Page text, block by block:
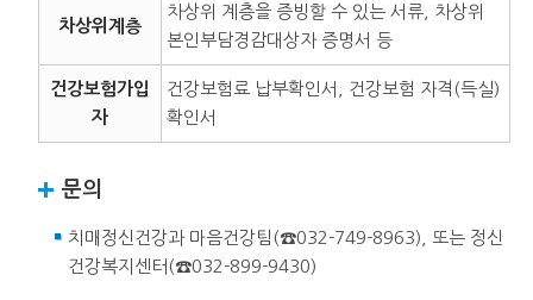
차상위계층
차상위 계층을 증빙할 수 있는 서류, 차상위
본인부담경감대상자 증명서 등
건강보험가입
자
건강보험료 납부확인서, 건강보험 자격(득실)
확인서
문의
치매정신건강과 마음건강팀(☎032-749-8963), 또는 정신
건강복지센터(☎032-899-9430)